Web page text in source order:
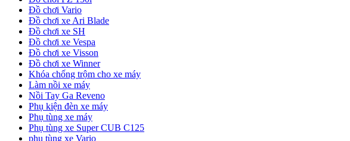
Đồ chơi Vario
Đồ chơi xe Ari Blade
Đồ chơi xe SH
Đồ chơi xe Vespa
Đồ chơi xe Visson
Đồ chơi xe Winner
Khóa chống trộm cho xe máy
Làm nồi xe máy
Nồi Tay Ga Reveno
Phụ kiện đèn xe máy
Phụ tùng xe máy
Phụ tùng xe Super CUB C125
phụ tùng xe Vario